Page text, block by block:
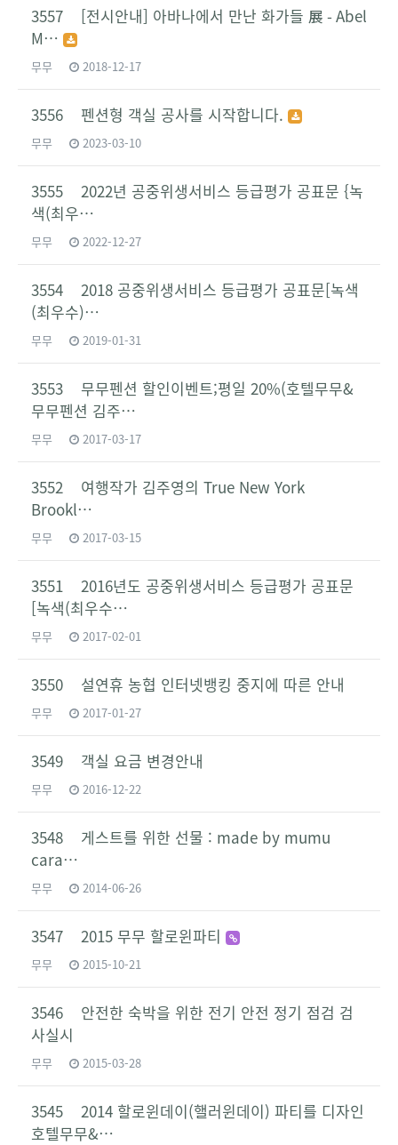
3557 [전시안내] 아바나에서 만난 화가들 展 - Abel
M…
무무 2018-12-17
3556 펜션형 객실 공사를 시작합니다.
무무 2023-03-10
3555 2022년 공중위생서비스 등급평가 공표문 {녹
색(최우…
무무 2022-12-27
3554 2018 공중위생서비스 등급평가 공표문[녹색
(최우수)…
무무 2019-01-31
3553 무무펜션 할인이벤트;평일 20%(호텔무무&
무무펜션 김주…
무무 2017-03-17
3552 여행작가 김주영의 True New York
Brookl…
무무 2017-03-15
3551 2016년도 공중위생서비스 등급평가 공표문
[녹색(최우수…
무무 2017-02-01
3550 설연휴 농협 인터넷뱅킹 중지에 따른 안내
무무 2017-01-27
3549 객실 요금 변경안내
무무 2016-12-22
3548 게스트를 위한 선물 : made by mumu
cara…
무무 2014-06-26
3547 2015 무무 할로윈파티
무무 2015-10-21
3546 안전한 숙박을 위한 전기 안전 정기 점검 검
사실시
무무 2015-03-28
3545 2014 할로윈데이(핼러윈데이) 파티를 디자인
호텔무무&…